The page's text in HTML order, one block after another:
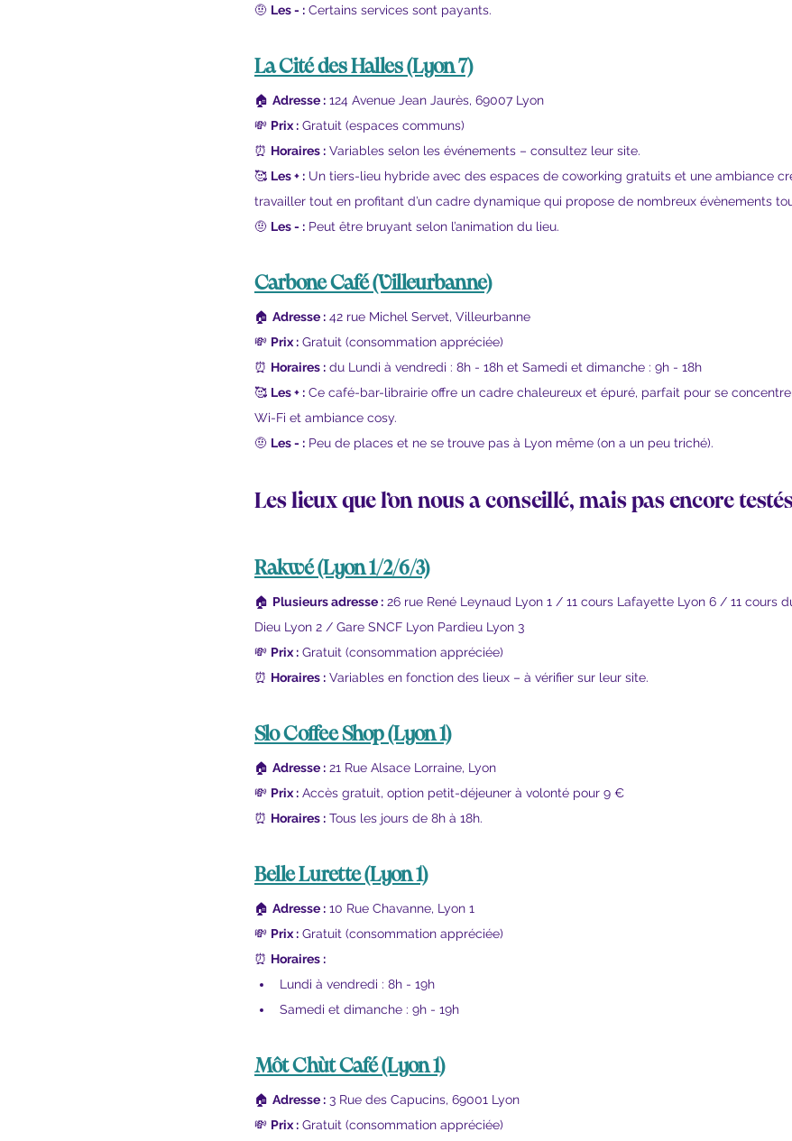
🤨 Les - : Certains services sont payants.
La Cité des Halles (Lyon 7)
🏠 Adresse : 124 Avenue Jean Jaurès, 69007 Lyon
💸 Prix : Gratuit (espaces communs)
⏰ Horaires : Variables selon les événements – consultez leur site.
🥰 Les + : Un tiers-lieu hybride avec des espaces de coworking gratuits et une ambiance
travailler tout en profitant d’un cadre dynamique qui propose de nombreux évènements
🤨 Les - : Peut être bruyant selon l’animation du lieu.
Carbone Café (Villeurbanne)
🏠 Adresse : 42 rue Michel Servet, Villeurbanne
💸 Prix : Gratuit (consommation appréciée)
⏰ Horaires : du Lundi à vendredi : 8h - 18h et Samedi et dimanche : 9h - 18h
🥰 Les + : Ce café-bar-librairie offre un cadre chaleureux et épuré, parfait pour se
Wi-Fi et ambiance cosy.
🤨 Les - : Peu de places et ne se trouve pas à Lyon même (on a un peu triché).
Les lieux que l’on nous a conseillé, mais pas encore
Rakwé (Lyon 1/2/6/3)
🏠 Plusieurs adresse : 26 rue René Leynaud Lyon 1 / 11 cours Lafayette Lyon 6 / 11 cours
Dieu Lyon 2 / Gare SNCF Lyon Pardieu Lyon 3
💸 Prix : Gratuit (consommation appréciée)
⏰ Horaires : Variables en fonction des lieux – à vérifier sur leur site.
Slo Coffee Shop (Lyon 1)
🏠 Adresse : 21 Rue Alsace Lorraine, Lyon
💸 Prix : Accès gratuit, option petit-déjeuner à volonté pour 9 €
⏰ Horaires : Tous les jours de 8h à 18h.
Belle Lurette (Lyon 1)
🏠 Adresse : 10 Rue Chavanne, Lyon 1
💸 Prix : Gratuit (consommation appréciée)
⏰ Horaires :
Lundi à vendredi : 8h - 19h
Samedi et dimanche : 9h - 19h
Môt Chùt Café (Lyon 1)
🏠 Adresse : 3 Rue des Capucins, 69001 Lyon
💸 Prix : Gratuit (consommation appréciée)